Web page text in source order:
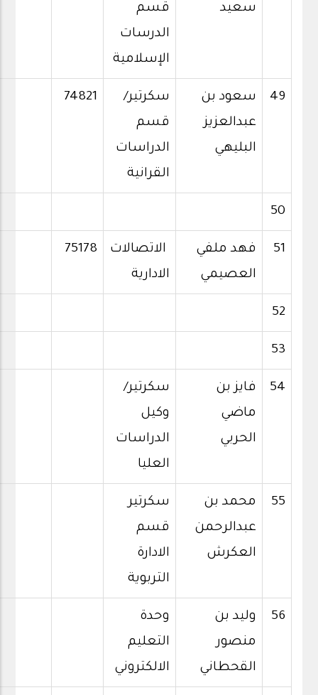
سعيد
قسم
الدرسات
الإسلامية
49
سعود بن
عبدالعزيز
البليهي
سكرتير/
قسم
الدراسات
القرانية
74821
50
51
فهد ملفي
العصيمي
الاتصالات
الادارية
75178
52
53
54
فايز بن
ماضي
الحربي
سكرتير/
وكيل
الدراسات
العليا
55
محمد بن
عبدالرحمن
العكرش
سكرتير
قسم
الادارة
التربوية
56
وليد بن
منصور
القحطاني
وحدة
التعليم
الالكتروني